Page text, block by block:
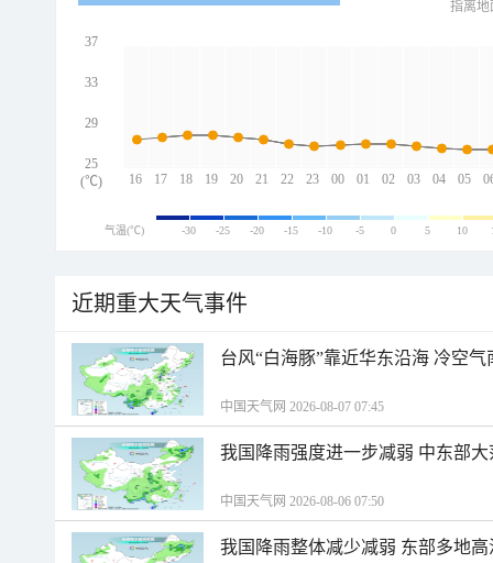
16 17 18 19 20 21 22 23 00 01 02 03 04 05
37
33
29
25
(℃)
指离地
气温(℃) -30 -25 -20 -15 -10 -5 0 5 10
近期重大天气事件
台风“白海豚”靠近华东沿海 冷空
中国天气网 2026-08-07 07:45
我国降雨强度进一步减弱 中东部
中国天气网 2026-08-06 07:50
我国降雨整体减少减弱 东部多地